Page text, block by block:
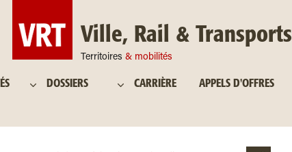
Ville, Rail & Transports
Territoires & mobilités
DOSSIERS CARRIÈRE APPELS D'OFFRES